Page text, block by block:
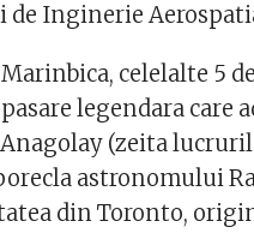
de Inginerie
Marinbica, celelalte 5
legendara
(zeita
astronomului
din Toronto,